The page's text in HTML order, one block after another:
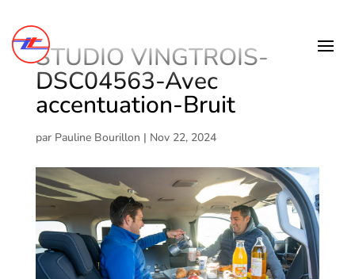
STUDIO VINGTROIS-
DSC04563-Avec
accentuation-Bruit
par Pauline Bourillon | Nov 22, 2024